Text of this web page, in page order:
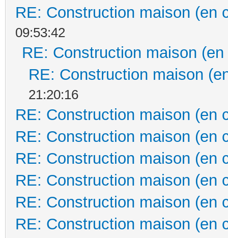
RE: Construction maison (en
09:53:42
RE: Construction maison
RE: Construction maison
21:20:16
RE: Construction maison (en
RE: Construction maison (en
RE: Construction maison (en
RE: Construction maison (en
RE: Construction maison (en
RE: Construction maison (en